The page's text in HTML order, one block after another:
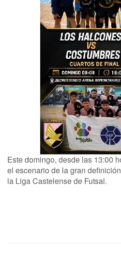
Este domingo, desde las 13:00
el escenario de la gran
la Liga Castelense de Futsal.